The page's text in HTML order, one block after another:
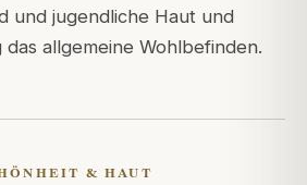
und jugendliche Haut und
allgemeine Wohlbefinden.
& HAUT